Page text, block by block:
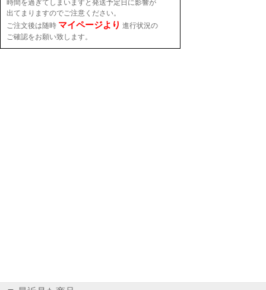
時間を過ぎてしまいますと発送予定日に影響が
出てまりますのでご注意ください。
ご注文後は随時 マイページより 進行状況の
ご確認をお願い致します。